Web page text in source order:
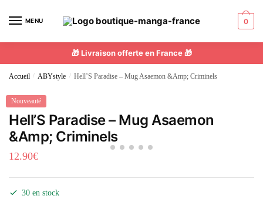
MENU 0
🎁 Livraison offerte en France 🎁
Accueil / ABYstyle / Hell’S Paradise – Mug Asaemon &Amp; Criminels
Nouveauté
Hell’S Paradise – Mug Asaemon
&Amp; Criminels
12.90€
30 en stock